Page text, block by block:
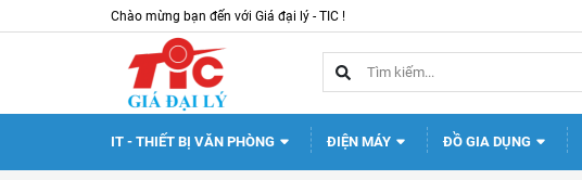
Chào mừng bạn đến với Giá đại lý - TIC !
IT - THIẾT BỊ VĂN PHÒNG ĐIỆN MÁY ĐỒ GIA DỤNG